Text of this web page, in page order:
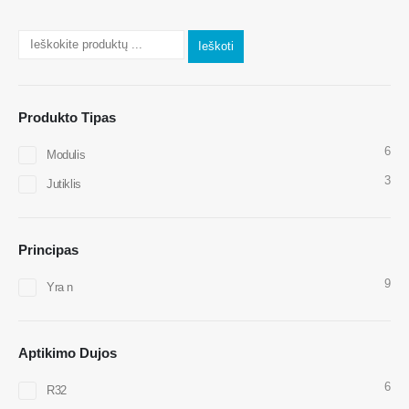
Ieškoti
Produkto Tipas
Modulis 6
Jutiklis 3
Principas
Yra n 9
Aptikimo Dujos
R32 6
Susisiekite su mumis
Adresas: Nr.299 Jinsuo Road, Nacionalinė aukštųjų technologijų zona,